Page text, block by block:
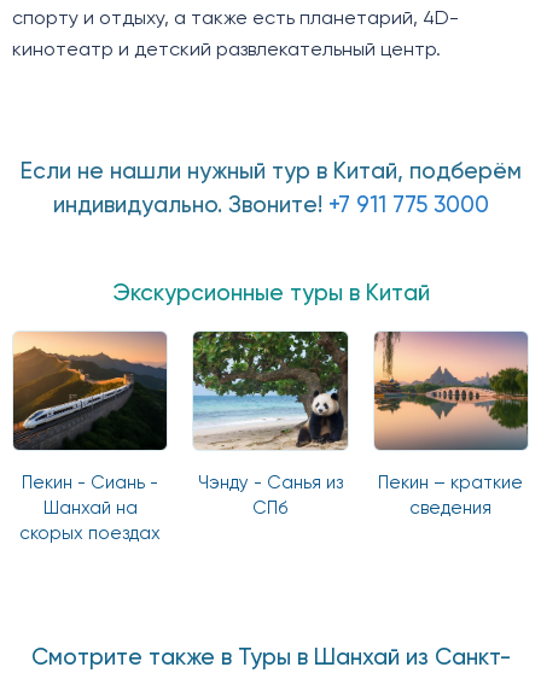
спорту и отдыху, а также есть планетарий, 4D-
кинотеатр и детский развлекательный центр.
Если не нашли нужный тур в Китай, подберём
индивидуально. Звоните! +7 911 775 3000
Экскурсионные туры в Китай
Пекин - Сиань -
Шанхай на
скорых поездах
Чэнду - Санья из
СПб
Пекин – краткие
сведения
Смотрите также в Туры в Шанхай из Санкт-